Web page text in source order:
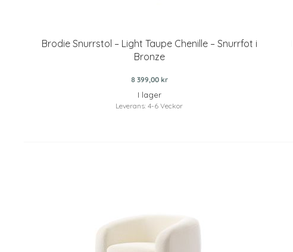
Brodie Snurrstol – Light Taupe Chenille – Snurrfot i
Bronze
8 399,00 kr
I lager
Leverans: 4-6 Veckor